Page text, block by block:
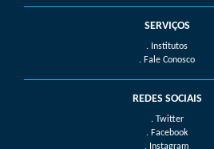
SERVIÇOS
. Institutos
. Fale Conosco
REDES SOCIAIS
. Twitter
. Facebook
. Instagram